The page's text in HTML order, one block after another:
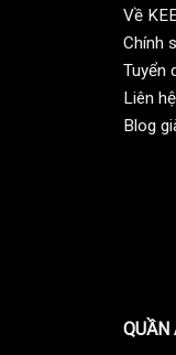
Về
Chính
Tuyển
Liên hệ
Blog
QUẦN